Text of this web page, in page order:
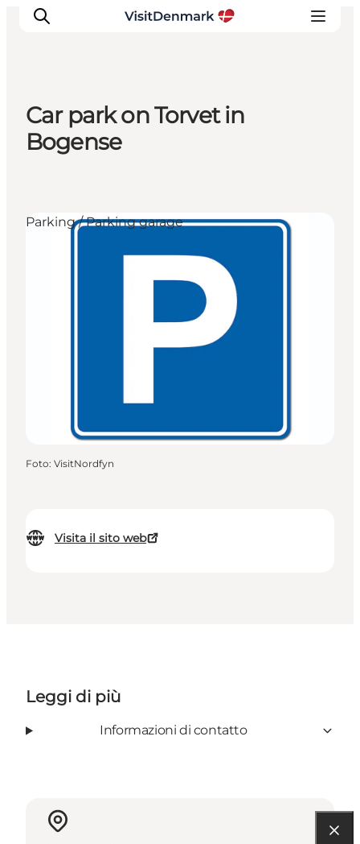
Ispirazioni
Dove andare
Pianifica il viaggio
Car park on Torvet in
Bogense
Visita il sito web
Parking / Parking garage
Foto: VisitNordfyn
Leggi di più
Informazioni di contatto